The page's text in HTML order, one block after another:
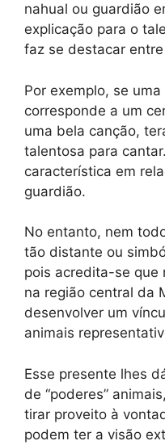
nahual ou guardião
explicação para o
faz se destacar
Por exemplo, se
corresponde a um
uma bela canção,
talentosa para
característica em
guardião.
No entanto, nem
tão distante ou
pois acredita-se que
na região central da
desenvolver um
animais
Esse presente lhes
de “poderes”
tirar proveito à
podem ter a visão